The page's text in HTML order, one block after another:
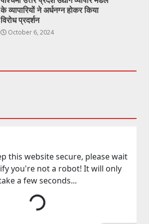
के व्यापारियों ने अर्धनग्न होकर किया
विरोध प्रदर्शन
October 6, 2024